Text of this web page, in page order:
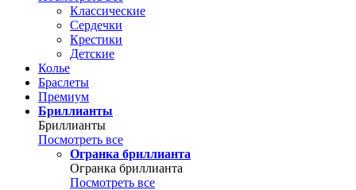
Классические
Сердечки
Крестики
Детские
Колье
Браслеты
Премиум
Бриллианты
Бриллианты
Посмотреть все
Огранка бриллианта
Огранка бриллианта
Посмотреть все